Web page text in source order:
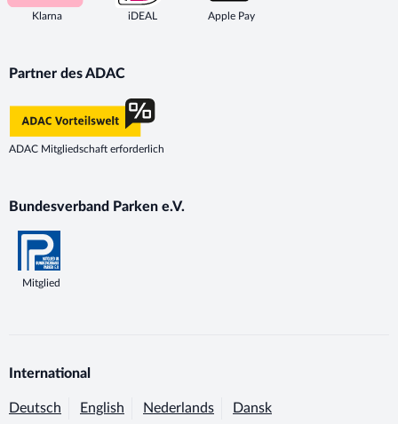
Klarna iDEAL Apple Pay
Partner des ADAC
ADAC Mitgliedschaft erforderlich
Bundesverband Parken e.V.
Mitglied
International
Deutsch English Nederlands Dansk